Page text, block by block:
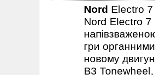
Nord Electro
Nord Electro 7
гри
новому
B3